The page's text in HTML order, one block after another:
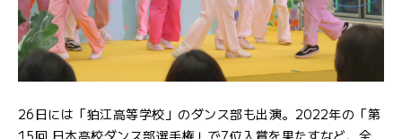
26日には「狛江高等学校」のダンス部も出演。2022年の「第
15回 日本高校ダンス部選手権」で7位入賞を果たすなど、全